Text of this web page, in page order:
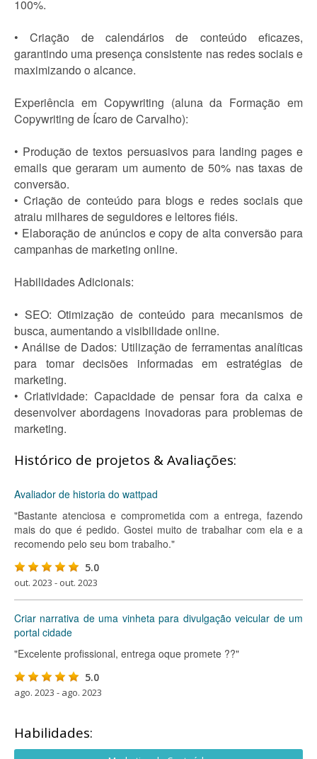
100%.
• Criação de calendários de conteúdo eficazes,
garantindo uma presença consistente nas redes sociais e
maximizando o alcance.
Experiência em Copywriting (aluna da Formação em
Copywriting de Ícaro de Carvalho):
• Produção de textos persuasivos para landing pages e
emails que geraram um aumento de 50% nas taxas de
conversão.
• Criação de conteúdo para blogs e redes sociais que
atraiu milhares de seguidores e leitores fiéis.
• Elaboração de anúncios e copy de alta conversão para
campanhas de marketing online.
Habilidades Adicionais:
• SEO: Otimização de conteúdo para mecanismos de
busca, aumentando a visibilidade online.
• Análise de Dados: Utilização de ferramentas analíticas
para tomar decisões informadas em estratégias de
marketing.
• Criatividade: Capacidade de pensar fora da caixa e
desenvolver abordagens inovadoras para problemas de
marketing.
Histórico de projetos & Avaliações:
Avaliador de historia do wattpad
"Bastante atenciosa e comprometida com a entrega, fazendo
mais do que é pedido. Gostei muito de trabalhar com ela e a
recomendo pelo seu bom trabalho."
5.0
out. 2023 - out. 2023
Criar narrativa de uma vinheta para divulgação veicular de um
portal cidade
"Excelente profissional, entrega oque promete ??"
5.0
ago. 2023 - ago. 2023
Habilidades: